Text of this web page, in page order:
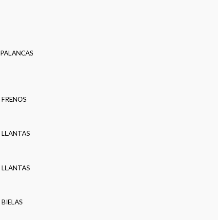
PALANCAS
FRENOS
LLANTAS
LLANTAS
BIELAS